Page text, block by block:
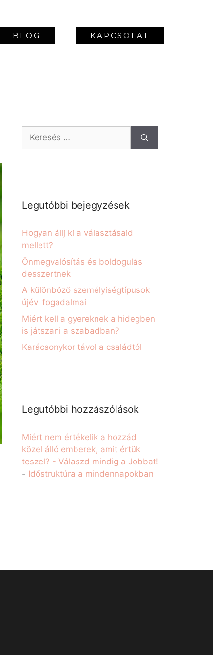
BLOG KAPCSOLAT
Legutóbbi bejegyzések
Hogyan állj ki a választásaid
mellett?
Önmegvalósítás és boldogulás
desszertnek
A különböző személyiségtípusok
újévi fogadalmai
Miért kell a gyereknek a hidegben
is játszani a szabadban?
Karácsonykor távol a családtól
Legutóbbi hozzászólások
Miért nem értékelik a hozzád
közel álló emberek, amit értük
teszel? - Válaszd mindig a Jobbat!
- Időstruktúra a mindennapokban